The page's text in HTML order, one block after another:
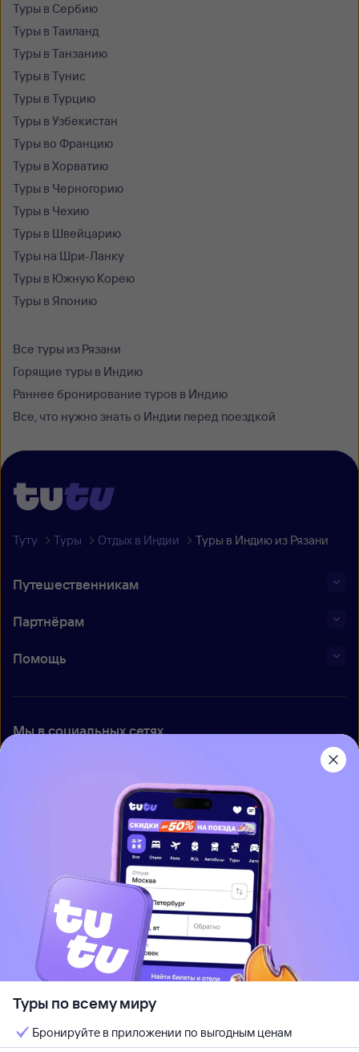
Туры в Сербию
Туры в Таиланд
Туры в Танзанию
Туры в Тунис
Туры в Турцию
Туры в Узбекистан
Туры во Францию
Туры в Хорватию
Туры в Черногорию
Туры в Чехию
Туры в Швейцарию
Туры на Шри-Ланку
Туры в Южную Корею
Туры в Японию
Все туры из Рязани
Горящие туры в Индию
Раннее бронирование туров в Индию
Все, что нужно знать о Индии перед поездкой
Туту Туры Отдых в Индии Туры в Индию из Рязани
Путешественникам
Партнёрам
Помощь
Мы в социальных сетях
Приложение Туту
Вакансии
Контакты
Правовая информация
При использовании материалов ссылка наwww.tutu.ruобязательна
Туры по всему миру
Бронируйте в приложении по выгодным ценам